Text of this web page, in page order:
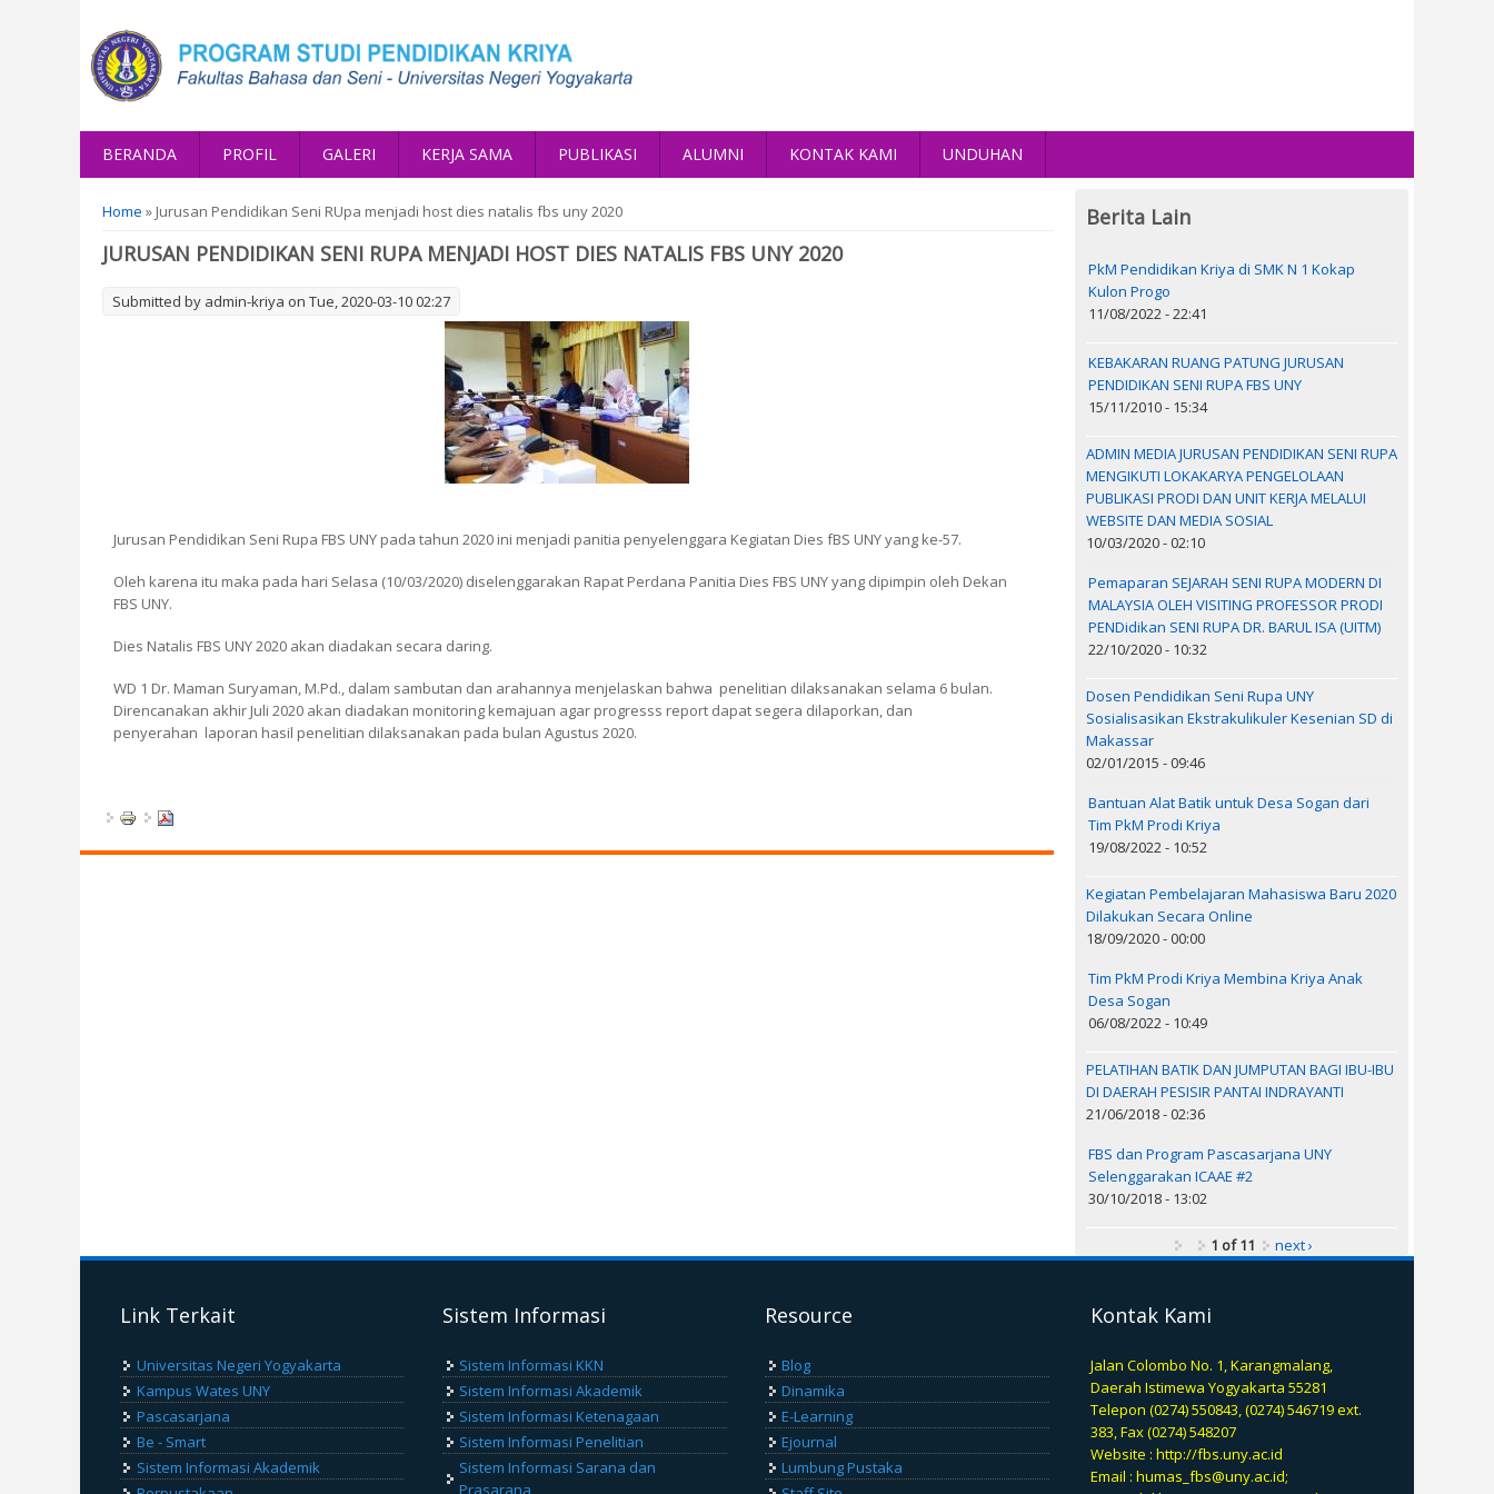
BERANDA PROFIL GALERI KERJA SAMA PUBLIKASI ALUMNI KONTAK KAMI UNDUHAN
You are here
Home » Jurusan Pendidikan Seni RUpa menjadi host dies natalis fbs uny 2020
JURUSAN PENDIDIKAN SENI RUPA MENJADI HOST DIES NATALIS FBS UNY 2020
Submitted by admin-kriya on Tue, 2020-03-10 02:27
Jurusan Pendidikan Seni Rupa FBS UNY pada tahun 2020 ini menjadi panitia penyelenggara Kegiatan Dies fBS UNY yang ke-57.
Oleh karena itu maka pada hari Selasa (10/03/2020) diselenggarakan Rapat Perdana Panitia Dies FBS UNY yang dipimpin oleh Dekan
FBS UNY.
Dies Natalis FBS UNY 2020 akan diadakan secara daring.
WD 1 Dr. Maman Suryaman, M.Pd., dalam sambutan dan arahannya menjelaskan bahwa penelitian dilaksanakan selama 6 bulan.
Direncanakan akhir Juli 2020 akan diadakan monitoring kemajuan agar progresss report dapat segera dilaporkan, dan
penyerahan laporan hasil penelitian dilaksanakan pada bulan Agustus 2020.
Berita Lain
PkM Pendidikan Kriya di SMK N 1 Kokap
Kulon Progo
11/08/2022 - 22:41
KEBAKARAN RUANG PATUNG JURUSAN
PENDIDIKAN SENI RUPA FBS UNY
15/11/2010 - 15:34
ADMIN MEDIA JURUSAN PENDIDIKAN SENI RUPA
MENGIKUTI LOKAKARYA PENGELOLAAN
PUBLIKASI PRODI DAN UNIT KERJA MELALUI
WEBSITE DAN MEDIA SOSIAL
10/03/2020 - 02:10
Pemaparan SEJARAH SENI RUPA MODERN DI
MALAYSIA OLEH VISITING PROFESSOR PRODI
PENDidikan SENI RUPA DR. BARUL ISA (UITM)
22/10/2020 - 10:32
Dosen Pendidikan Seni Rupa UNY
Sosialisasikan Ekstrakulikuler Kesenian SD di
Makassar
02/01/2015 - 09:46
Bantuan Alat Batik untuk Desa Sogan dari
Tim PkM Prodi Kriya
19/08/2022 - 10:52
Kegiatan Pembelajaran Mahasiswa Baru 2020
Dilakukan Secara Online
18/09/2020 - 00:00
Tim PkM Prodi Kriya Membina Kriya Anak
Desa Sogan
06/08/2022 - 10:49
PELATIHAN BATIK DAN JUMPUTAN BAGI IBU-IBU
DI DAERAH PESISIR PANTAI INDRAYANTI
21/06/2018 - 02:36
FBS dan Program Pascasarjana UNY
Selenggarakan ICAAE #2
30/10/2018 - 13:02
1 of 11 next ›
Link Terkait
Universitas Negeri Yogyakarta
Kampus Wates UNY
Pascasarjana
Be - Smart
Sistem Informasi Akademik
Sistem Informasi
Sistem Informasi KKN
Sistem Informasi Akademik
Sistem Informasi Ketenagaan
Sistem Informasi Penelitian
Sistem Informasi Sarana dan
Prasarana
Resource
Blog
Dinamika
E-Learning
Ejournal
Lumbung Pustaka
Kontak Kami
Jalan Colombo No. 1, Karangmalang,
Daerah Istimewa Yogyakarta 55281
Telepon (0274) 550843, (0274) 546719 ext.
383, Fax (0274) 548207
Website : http://fbs.uny.ac.id
Email : humas_fbs@uny.ac.id;